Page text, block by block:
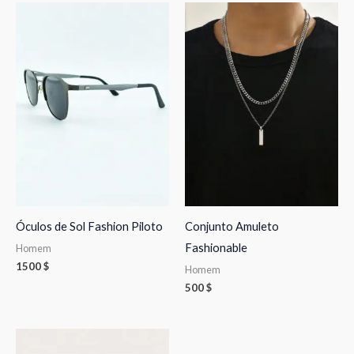
Óculos de Sol Fashion Piloto
Homem
1500$
Conjunto Amuleto
Fashionable
Homem
500$